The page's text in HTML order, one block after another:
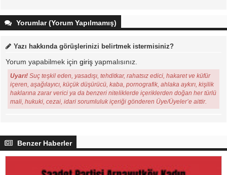
Yorumlar (Yorum Yapılmamış)
Yazı hakkında görüşlerinizi belirtmek istermisiniz?
Yorum yapabilmek için giriş yapmalısınız.
Uyarı! Suç teşkil eden, yasadışı, tehditkar, rahatsız edici, hakaret ve küfür
içeren, aşağılayıcı, küçük düşürücü, kaba, pornografik, ahlaka aykırı, kişilik
haklarına zarar verici ya da benzeri niteliklerde içeriklerden doğan her türlü
mali, hukuki, cezai, idari sorumluluk içeriği gönderen Üye/Üyeler’e aittir.
Benzer Haberler